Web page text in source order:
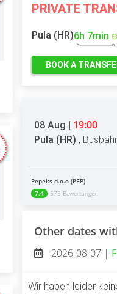
PRIVATE
Pula (HR)6h 7min
BOOK A
08 Aug | 19:00
Pula (HR) ,
Pepeks d.o.o (PEP)
7.4
575 Bewertungen
Other dates
2026-08-07 |
Wir haben leider